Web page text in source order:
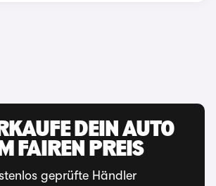
DEIN AUTO
FAIREN PREIS
geprüfte Händler